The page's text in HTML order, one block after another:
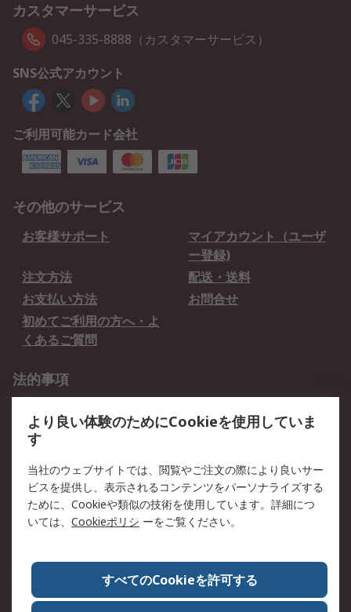
カスタマーサービス
045-335-8888（カスタマーサービス）
SNS公式アカウント
ご利用可能カード会社
その他のサービス
お客様サポート
マイアカウント（ユーザ
ー登録)
注文方法
配送・送料
お支払い方法
お問合せ
初めてご利用の方へ・よ
くあるご質問
法的事項
クッキーポリシー
RSについて
会社概要
採用情報
プレスリリース＆お知ら
コーポレートサイト
全世界のRS
RSの歴史
ESGへの取り組み（英語）
認証について
より良い体験のためにCookieを使用していま
す
当社のウェブサイトでは、閲覧やご注文の際により良いサー
ビスを提供し、表示されるコンテンツをパーソナライズする
ために、Cookieや類似の技術を使用しています。詳細につ
いては、 Cookieポリシ ーをご覧ください。
すべてのCookieを許可する